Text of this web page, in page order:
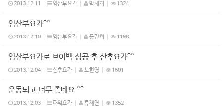
2013.12.11 임산부요가 박재희 1324
임산부요가^^
2013.12.10 임산부요가 문진희 1198
임산부요가로 브이백 성공 후 산후요가^^
2013.12.04 산후요가 노현영 1601
운동되고 너무 좋네요 ^^
2013.12.03 파워요가 류재연 1352